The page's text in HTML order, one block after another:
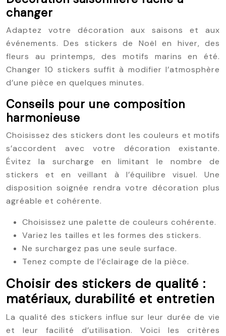
changer
Adaptez votre décoration aux saisons et aux
événements. Des stickers de Noël en hiver, des
fleurs au printemps, des motifs marins en été.
Changer 10 stickers suffit à modifier l’atmosphère
d’une pièce en quelques minutes.
Conseils pour une composition
harmonieuse
Choisissez des stickers dont les couleurs et motifs
s’accordent avec votre décoration existante.
Évitez la surcharge en limitant le nombre de
stickers et en veillant à l’équilibre visuel. Une
disposition soignée rendra votre décoration plus
agréable et cohérente.
Choisissez une palette de couleurs cohérente.
Variez les tailles et les formes des stickers.
Ne surchargez pas une seule surface.
Tenez compte de l’éclairage de la pièce.
Choisir des stickers de qualité :
matériaux, durabilité et entretien
La qualité des stickers influe sur leur durée de vie
et leur facilité d’utilisation. Voici les critères